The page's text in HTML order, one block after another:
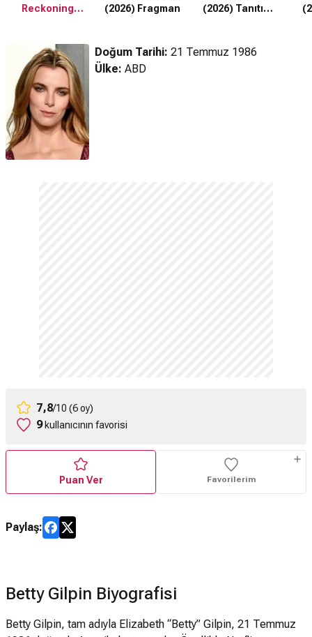
Reckoning
(2026) Fragman
(2026) Tanıtım
Doğum Tarihi: 21 Temmuz 1986
Ülke: ABD
7,8/10 (6 oy)
9 kullanıcının favorisi
Puan Ver Favorilerim
Paylaş:
Betty Gilpin Biyografisi
Betty Gilpin, tam adıyla Elizabeth “Betty” Gilpin, 21 Temmuz